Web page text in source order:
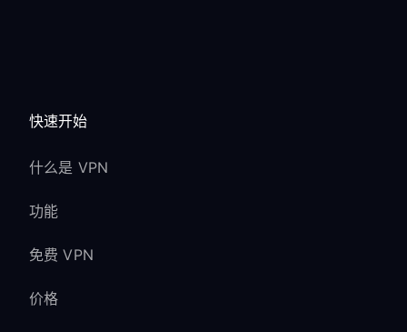
快速开始
什么是 VPN
功能
免费 VPN
价格